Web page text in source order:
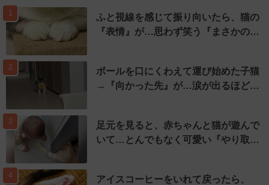
1
ふと視線を感じて振り向いたら、猫の
『表情』が…思わず笑う『まさかの…
2
ボールを口にくわえて運び始めた子猫
→『向かった先』が…涙が出るほど…
3
足元を見ると、赤ちゃんと猫が遊んで
いて…とんでもなく可愛い『やり取…
4
アイスコーヒーをいれて戻ったら、